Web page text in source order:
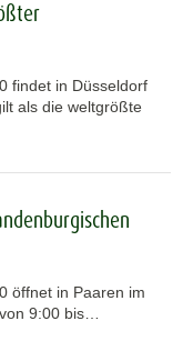
findet in Düsseldorf
als die weltgrößte
öffnet in Paaren im
9:00 bis…